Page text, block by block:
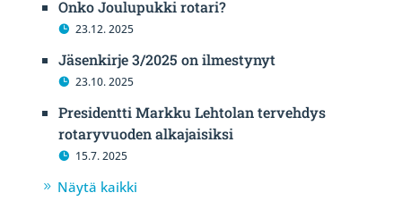
Onko Joulupukki rotari?
23.12. 2025
Jäsenkirje 3/2025 on ilmestynyt
23.10. 2025
Presidentti Markku Lehtolan tervehdys
rotaryvuoden alkajaisiksi
15.7. 2025
Näytä kaikki